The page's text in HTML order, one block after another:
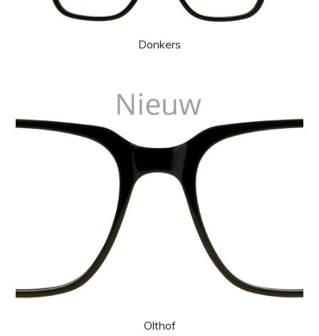
Donkers
Olthof